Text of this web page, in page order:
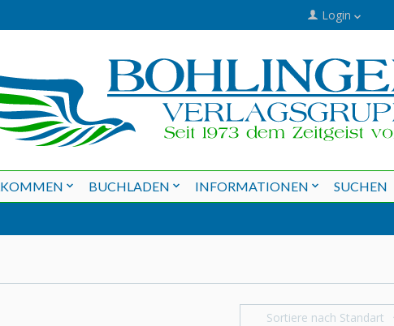
Login
BUCHLADEN INFORMATIONEN SUCHEN
Sortiere nach Standart